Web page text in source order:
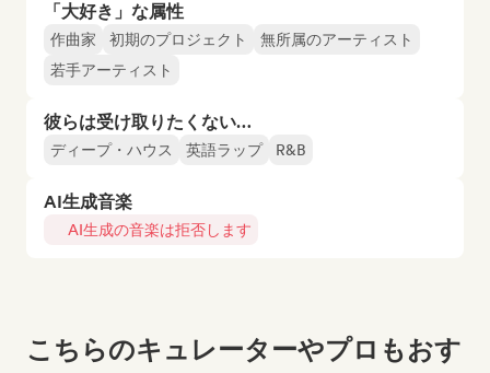
「大好き」な属性
作曲家 初期のプロジェクト
無所属のアーティスト
若手アーティスト
彼らは受け取りたくない…
ディープ・ハウス 英語ラップ R&B
AI生成音楽
AI生成の音楽は拒否します
こちらのキュレーターやプロもおす